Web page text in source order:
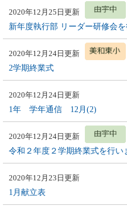
2020年12月25日更新
新年度執行部 リーダー研修会
2020年12月24日更新
2学期終業式
2020年12月24日更新
1年 学年通信 12月(2)
2020年12月24日更新
令和２年度２学期終業式を行い
2020年12月23日更新
1月献立表